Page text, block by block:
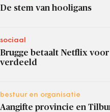
De stem van hooligans
sociaal
Brugge betaalt Netflix
verdeeld
bestuur en organisatie
Aangifte provincie en